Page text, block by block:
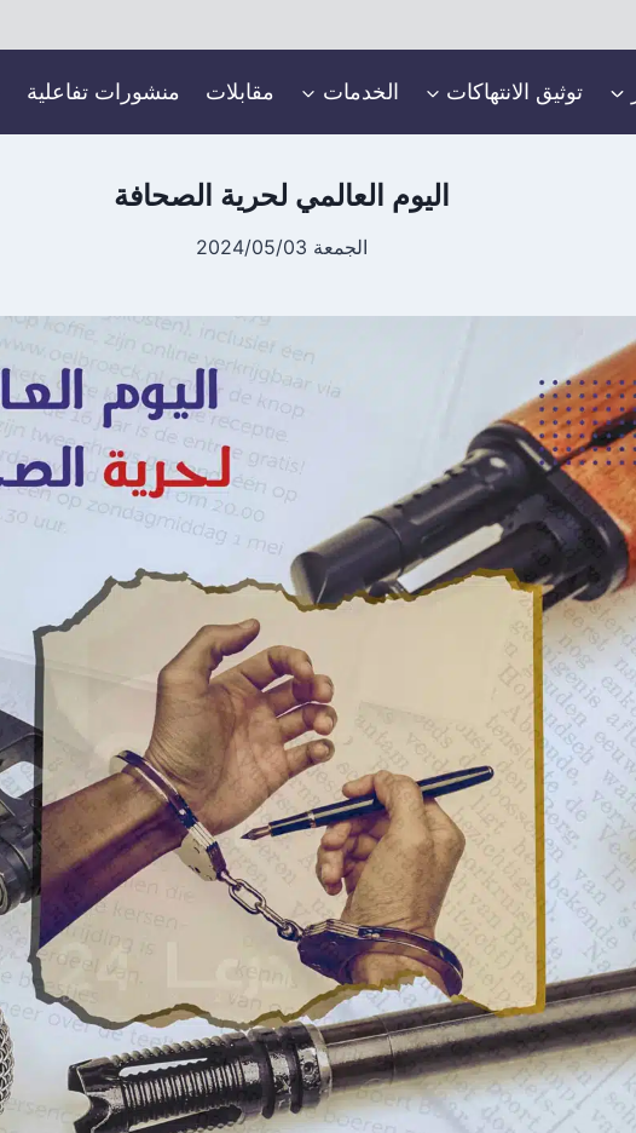
توثيق الانتهاكات الخدمات مقابلات منشورات تفاعلية
اليوم العالمي لحرية الصحافة
الجمعة 2024/05/03